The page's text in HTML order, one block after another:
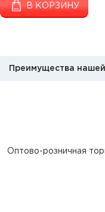
В КОРЗИНУ
Преимущества
Оптово-розничная